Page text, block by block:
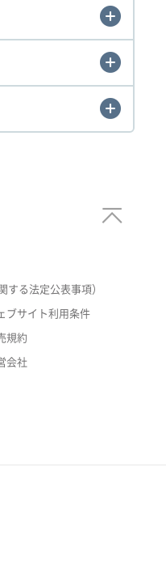
する法定公表事項）
ブサイト利用条件
規約
会社